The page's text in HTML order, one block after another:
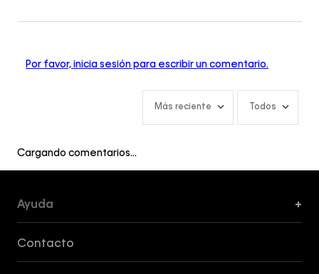
Por favor, inicia sesión para escribir un comentario.
Más reciente Todos
Cargando comentarios…
Ayuda +
Contacto